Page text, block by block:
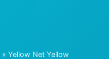
» Yellow Net Yellow